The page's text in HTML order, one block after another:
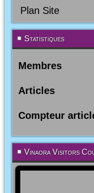
Plan Site
Statistiques
Membres
Articles
Compteur
Vinaora Visitors